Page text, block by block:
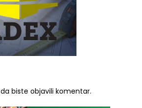
da biste objavili komentar.